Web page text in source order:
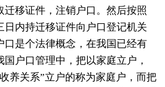
迁移证件，注销户口。然后按照
日内持迁移证件向户口登记机关
口是个法律概念，在我国已经有
户口管理中，把以家庭立户，
养关系”立户的称为家庭户，而把